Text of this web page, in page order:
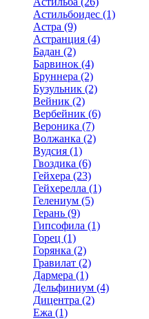
Астильбоидес (1)
Астра (9)
Астранция (4)
Бадан (2)
Барвинок (4)
Бруннера (2)
Бузульник (2)
Вейник (2)
Вербейник (6)
Вероника (7)
Волжанка (2)
Вудсия (1)
Гвоздика (6)
Гейхера (23)
Гейхерелла (1)
Гелениум (5)
Герань (9)
Гипсофила (1)
Горец (1)
Горянка (2)
Гравилат (2)
Дармера (1)
Дельфиниум (4)
Дицентра (2)
Ежа (1)